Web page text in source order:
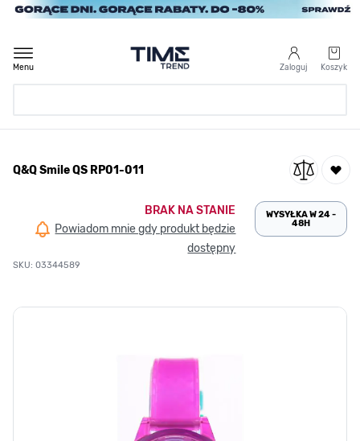
Przejdź do treści
Zaloguj Koszyk
Menu
/ Q&Q Smile QS RP01-011
Q&Q Smile QS RP01-011
BRAK NA STANIE
Powiadom mnie gdy produkt będzie
dostępny
SKU: 03344589
WYSYŁKA W 24 -
48H